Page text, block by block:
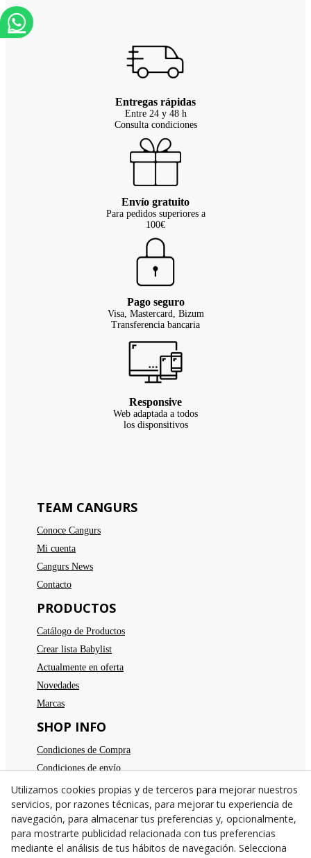
Entregas rápidas
Entre 24 y 48 h
Consulta condiciones
Envío gratuito
Para pedidos superiores a
100€
Pago seguro
Visa, Mastercard, Bizum
Transferencia bancaria
Responsive
Web adaptada a todos
los disponsitivos
TEAM CANGURS
Conoce Cangurs
Mi cuenta
Cangurs News
Contacto
PRODUCTOS
Catálogo de Productos
Crear lista Babylist
Actualmente en oferta
Novedades
Marcas
SHOP INFO
Condiciones de Compra
Condiciones de envío
Devoluciones
Aviso legal
Política de privacidad
Política de cookies
Utilizamos cookies propias y de terceros para mejorar nuestros
servicios, por razones técnicas, para mejorar tu experiencia de
navegación, para almacenar tus preferencias y, opcionalmente,
para mostrarte publicidad relacionada con tus preferencias
mediante el análisis de tus hábitos de navegación. Selecciona